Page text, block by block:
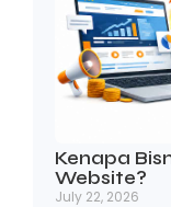
Kenapa
Website?
July 22, 2026